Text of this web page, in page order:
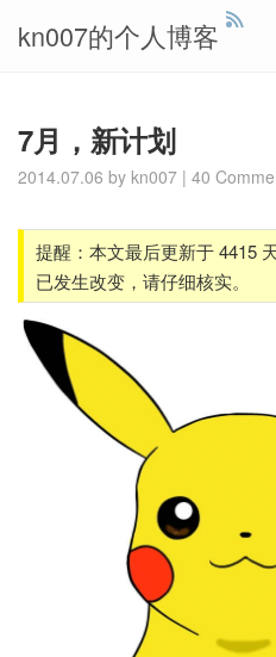
kn007的个人博客
7月，新计划
2014.07.06 by kn007 | 40
提醒：本文最后更新于 4415
已发生改变，请仔细核实。